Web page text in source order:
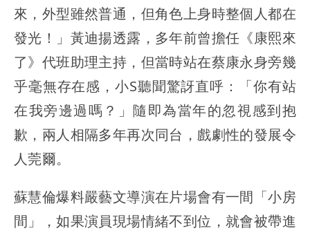
來，外型雖然普通，但角色上身時整個人都在
發光！」黃迪揚透露，多年前曾擔任《康熙來
了》代班助理主持，但當時站在蔡康永身旁幾
乎毫無存在感，小S聽聞驚訝直呼：「你有站
在我旁邊過嗎？」隨即為當年的忽視感到抱
歉，兩人相隔多年再次同台，戲劇性的發展令
人莞爾。
蘇慧倫爆料嚴藝文導演在片場會有一間「小房
間」，如果演員現場情緒不到位，就會被帶進